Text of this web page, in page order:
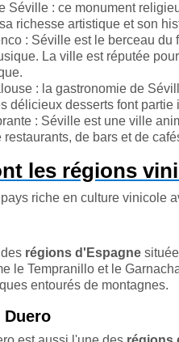
Séville : ce monument
richesse artistique et son
: Séville est le berceau
La ville est réputée
: la gastronomie de
délicieux desserts font
: Séville est une ville
restaurants, de bars et de
les régions
riche en culture vinicole
régions d'Espagne
le Tempranillo et le
entourés de montagnes.
Duero